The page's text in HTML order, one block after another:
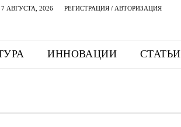
АВГУСТА, 2026 РЕГИСТРАЦИЯ / АВТОРИЗАЦИЯ
ИННОВАЦИИ СТАТЬИ